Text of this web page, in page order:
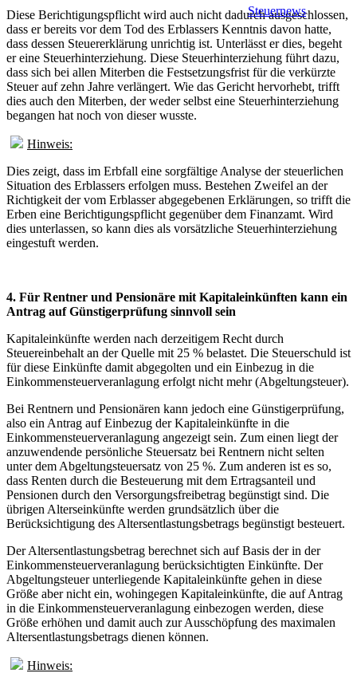
Diese Berichtigungspflicht wird auch nicht dadurch ausgeschlossen,
dass er bereits vor dem Tod des Erblassers Kenntnis davon hatte,
dass dessen Steuererklärung unrichtig ist. Unterlässt er dies, begeht
er eine Steuerhinterziehung. Diese Steuerhinterziehung führt dazu,
dass sich bei allen Miterben die Festsetzungsfrist für die verkürzte
Steuer auf zehn Jahre verlängert. Wie das Gericht hervorhebt, trifft
dies auch den Miterben, der weder selbst eine Steuerhinterziehung
begangen hat noch von dieser wusste.
Hinweis:
Dies zeigt, dass im Erbfall eine sorgfältige Analyse der steuerlichen
Situation des Erblassers erfolgen muss. Bestehen Zweifel an der
Richtigkeit der vom Erblasser abgegebenen Erklärungen, so trifft die
Erben eine Berichtigungspflicht gegenüber dem Finanzamt. Wird
dies unterlassen, so kann dies als vorsätzliche Steuerhinterziehung
eingestuft werden.
4. Für Rentner und Pensionäre mit Kapitaleinkünften kann ein
Antrag auf Günstigerprüfung sinnvoll sein
Kapitaleinkünfte werden nach derzeitigem Recht durch
Steuereinbehalt an der Quelle mit 25 % belastet. Die Steuerschuld ist
für diese Einkünfte damit abgegolten und ein Einbezug in die
Einkommensteuerveranlagung erfolgt nicht mehr (Abgeltungsteuer).
Bei Rentnern und Pensionären kann jedoch eine Günstigerprüfung,
also ein Antrag auf Einbezug der Kapitaleinkünfte in die
Einkommensteuerveranlagung angezeigt sein. Zum einen liegt der
anzuwendende persönliche Steuersatz bei Rentnern nicht selten
unter dem Abgeltungsteuersatz von 25 %. Zum anderen ist es so,
dass Renten durch die Besteuerung mit dem Ertragsanteil und
Pensionen durch den Versorgungsfreibetrag begünstigt sind. Die
übrigen Alterseinkünfte werden grundsätzlich über die
Berücksichtigung des Altersentlastungsbetrags begünstigt besteuert.
Der Altersentlastungsbetrag berechnet sich auf Basis der in der
Einkommensteuerveranlagung berücksichtigten Einkünfte. Der
Abgeltungsteuer unterliegende Kapitaleinkünfte gehen in diese
Größe aber nicht ein, wohingegen Kapitaleinkünfte, die auf Antrag
in die Einkommensteuerveranlagung einbezogen werden, diese
Größe erhöhen und damit auch zur Ausschöpfung des maximalen
Altersentlastungsbetrags dienen können.
Hinweis:
Steuernews